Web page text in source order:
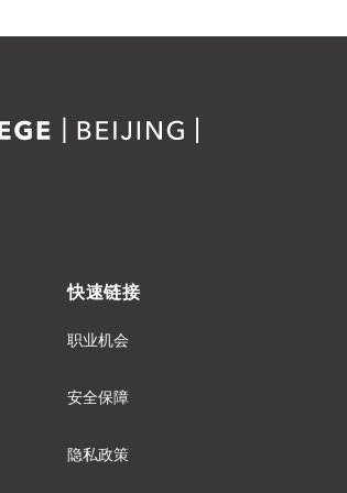
快速链接
职业机会
安全保障
隐私政策